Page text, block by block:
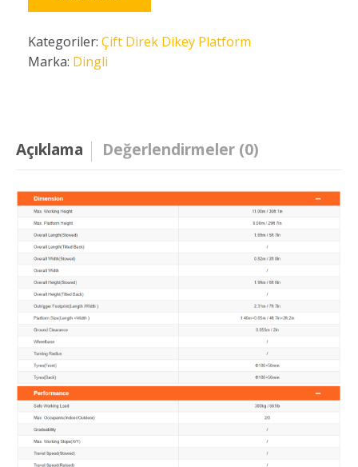
Kategoriler: Çift Direk Dikey Platform
Marka: Dingli
Açıklama Değerlendirmeler (0)